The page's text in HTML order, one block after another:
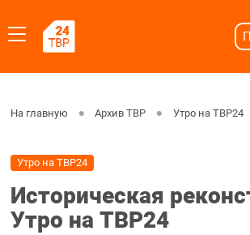
На главную Архив ТВР Утро на ТВР24
Утро на ТВР24
Историческая
Утро на ТВР24